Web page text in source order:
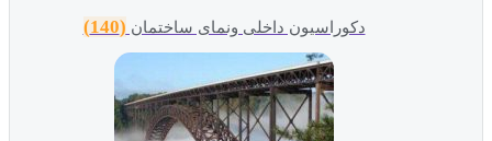
دکوراسیون داخلی ونمای ساختمان (140)